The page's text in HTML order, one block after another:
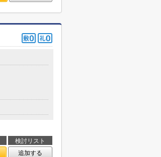
検討リスト
追加する